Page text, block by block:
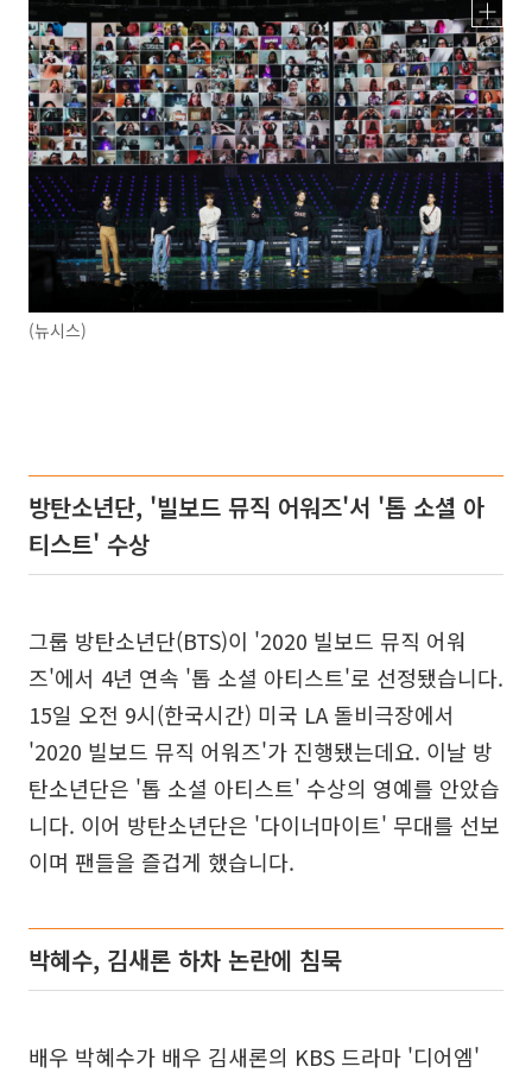
(뉴시스)
방탄소년단, '빌보드 뮤직 어워즈'서 '톱 소셜 아
티스트' 수상
그룹 방탄소년단(BTS)이 '2020 빌보드 뮤직 어워
즈'에서 4년 연속 '톱 소셜 아티스트'로 선정됐습니다.
15일 오전 9시(한국시간) 미국 LA 돌비극장에서
'2020 빌보드 뮤직 어워즈'가 진행됐는데요. 이날 방
탄소년단은 '톱 소셜 아티스트' 수상의 영예를 안았습
니다. 이어 방탄소년단은 '다이너마이트' 무대를 선보
이며 팬들을 즐겁게 했습니다.
박혜수, 김새론 하차 논란에 침묵
배우 박혜수가 배우 김새론의 KBS 드라마 '디어엠'